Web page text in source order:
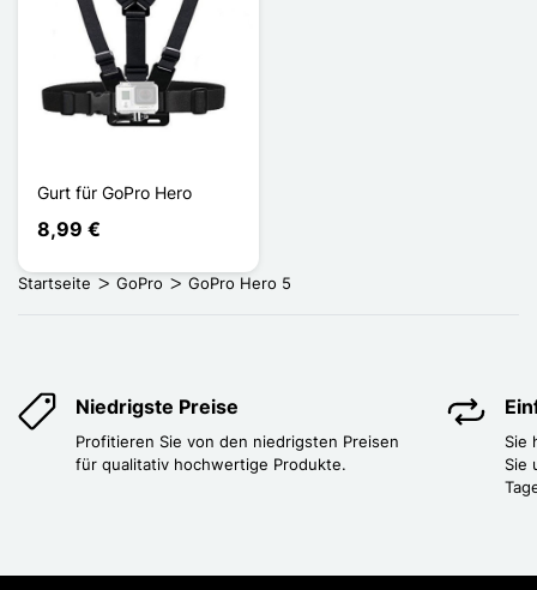
Gurt für GoPro Hero
8,99 €
Startseite GoPro GoPro Hero 5
Niedrigste Preise
Profitieren Sie von den niedrigsten Preisen
für qualitativ hochwertige Produkte.
Sie
Sie